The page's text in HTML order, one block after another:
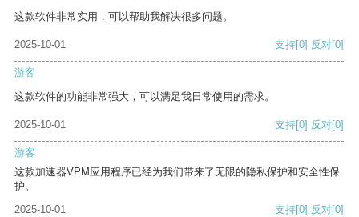
这款软件非常实用，可以帮助我解决很多问题。
2025-10-01 支持[0] 反对[0]
游客
这款软件的功能非常强大，可以满足我日常使用的需求。
2025-10-01 支持[0] 反对[0]
游客
这款加速器VPM应用程序已经为我们带来了无限的隐私保护和安全性保
护。
2025-10-01
支持[0] 反对[0]